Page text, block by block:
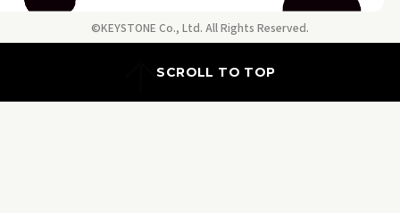
©KEYSTONE Co., Ltd. All Rights Reserved.
SCROLL TO TOP